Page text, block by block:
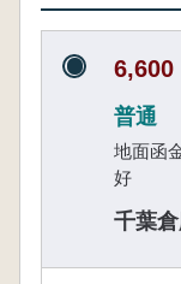
6,600
普通
地面函
好
千葉